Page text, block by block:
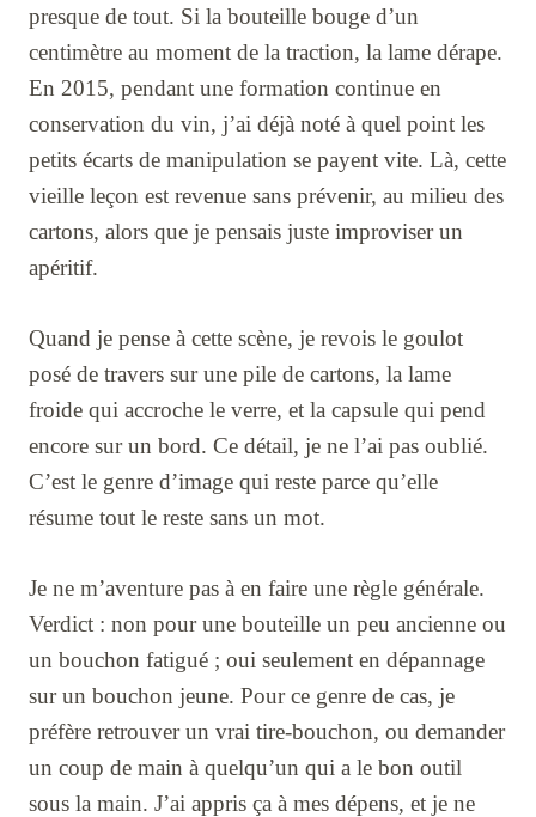
presque de tout. Si la bouteille bouge d’un
centimètre au moment de la traction, la lame dérape.
En 2015, pendant une formation continue en
conservation du vin, j’ai déjà noté à quel point les
petits écarts de manipulation se payent vite. Là, cette
vieille leçon est revenue sans prévenir, au milieu des
cartons, alors que je pensais juste improviser un
apéritif.
Quand je pense à cette scène, je revois le goulot
posé de travers sur une pile de cartons, la lame
froide qui accroche le verre, et la capsule qui pend
encore sur un bord. Ce détail, je ne l’ai pas oublié.
C’est le genre d’image qui reste parce qu’elle
résume tout le reste sans un mot.
Je ne m’aventure pas à en faire une règle générale.
Verdict : non pour une bouteille un peu ancienne ou
un bouchon fatigué ; oui seulement en dépannage
sur un bouchon jeune. Pour ce genre de cas, je
préfère retrouver un vrai tire-bouchon, ou demander
un coup de main à quelqu’un qui a le bon outil
sous la main. J’ai appris ça à mes dépens, et je ne